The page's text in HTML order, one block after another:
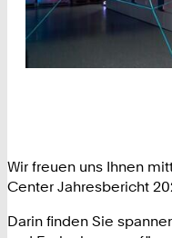
Wir freuen uns Ihnen
Center Jahresbericht
Darin finden Sie